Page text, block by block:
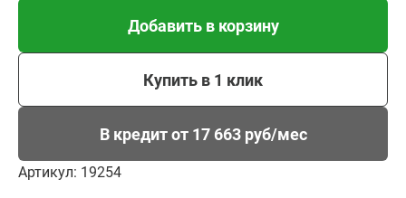
Добавить в корзину
Купить в 1 клик
В кредит от 17 663 руб/мес
Артикул: 19254